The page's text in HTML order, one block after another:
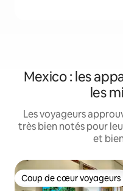
Mexico : les
les
Les voyageurs
très bien notés pour
et
Coup de cœur voyageurs
Coup de cœur voyageurs